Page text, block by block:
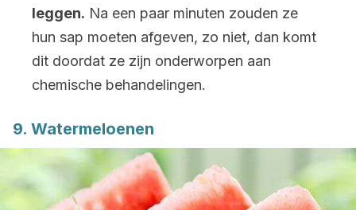
leggen. Na een paar minuten zouden ze
hun sap moeten afgeven, zo niet, dan komt
dit doordat ze zijn onderworpen aan
chemische behandelingen.
9. Watermeloenen